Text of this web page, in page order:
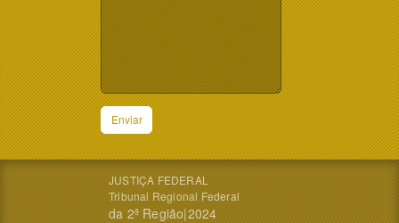
Enviar
JUSTIÇA FEDERAL
Tribunal Regional Federal
da 2ª Região|2024